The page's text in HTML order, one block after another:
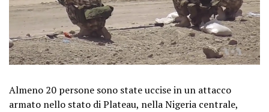
Almeno 20 persone sono state uccise in un attacco
armato nello stato di Plateau, nella Nigeria centrale,